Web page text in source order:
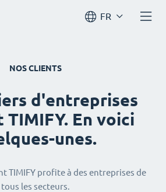
FR
NOS CLIENTS
d'entreprises
En voici
unes.
TIMIFY profite à des entreprises de
tous les secteurs.